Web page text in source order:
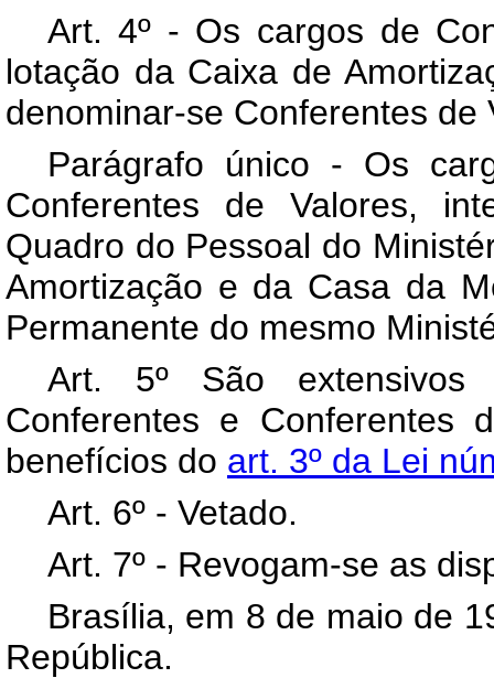
Art. 4º - Os cargos de
lotação da Caixa de
denominar-se Conferentes de
Parágrafo único - Os
Conferentes de Valores,
Quadro do Pessoal do
Amortização e da Casa da
Permanente do mesmo
Art. 5º São extensivos
Conferentes e Conferentes
benefícios do art. 3º da Lei
Art. 6º - Vetado.
Art. 7º - Revogam-se as
Brasília, em 8 de maio de
República.